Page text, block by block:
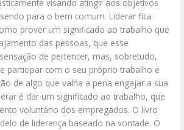
visando atingir aos objetivos
para o bem comum. Liderar fica
prover um significado ao trabalho que
das pessoas, que esse
de pertencer, mas, sobretudo,
participar com o seu próprio trabalho e
de algo que valha a pena engajar a sua
é dar um significado ao trabalho, que
voluntário dos empregados. O livro
de liderança baseado na vontade. O